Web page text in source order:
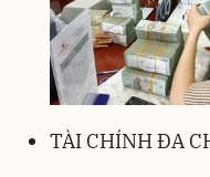
TÀI CHÍNH ĐA